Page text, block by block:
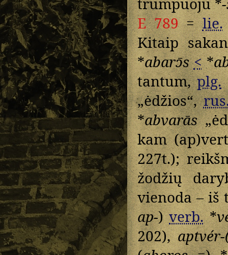
E 789=lie.
Kitaip
*abarɔ̄s <*
tantum,plg.
„ėdžios“,
*abvarās
kam
227t.);
žodžių
vienoda –
ap-)verb.*
202),